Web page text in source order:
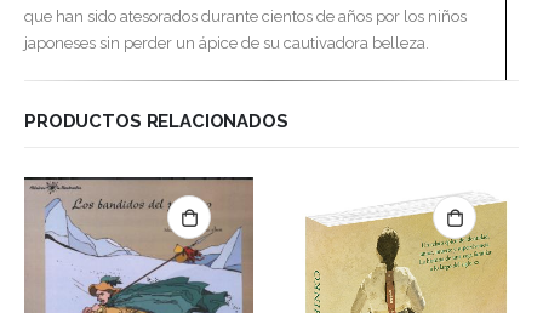
que han sido atesorados durante cientos de años por los niños
japoneses sin perder un ápice de su cautivadora belleza.
PRODUCTOS RELACIONADOS